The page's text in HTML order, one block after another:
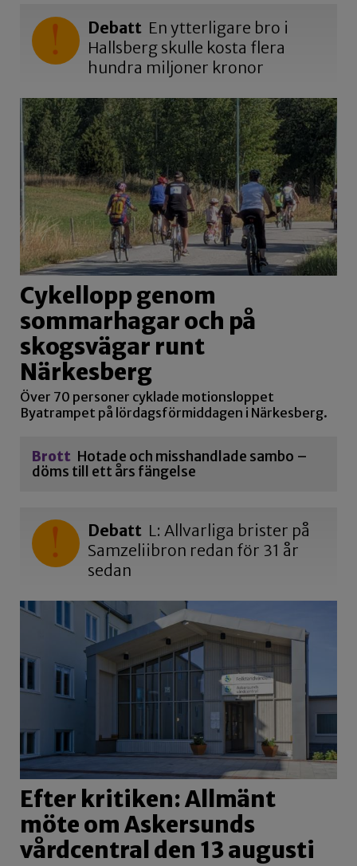
Debatt En ytterligare bro i
Hallsberg skulle kosta flera
hundra miljoner kronor
Cykellopp genom
sommarhagar och på
skogsvägar runt
Närkesberg
Över 70 personer cyklade motionsloppet
Byatrampet på lördagsförmiddagen i Närkesberg.
Brott Hotade och misshandlade sambo –
döms till ett års fängelse
Debatt L: Allvarliga brister på
Samzeliibron redan för 31 år
sedan
Efter kritiken: Allmänt
möte om Askersunds
vårdcentral den 13 augusti